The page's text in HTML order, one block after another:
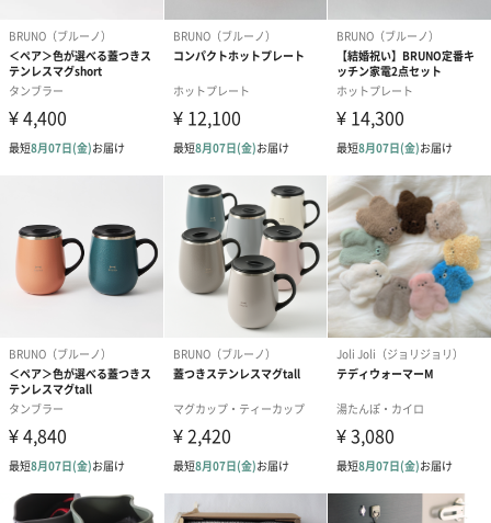
カラー
■WHITE
■SHAGGY YELLOW
■BOA BEIGE